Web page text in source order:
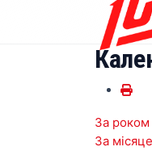
За роком
За